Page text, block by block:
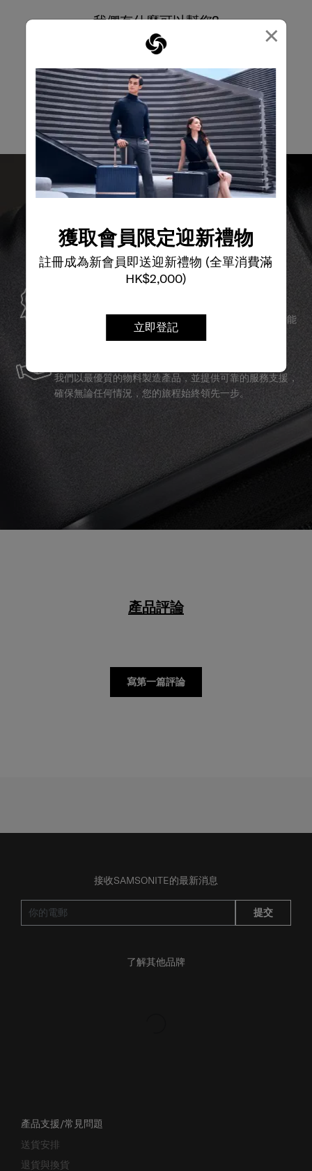
×
獲取會員限定迎新禮物
註冊成為新會員即送迎新禮物 (全單消費滿
HK$2,000)
立即登記
我們有什麼可以幫您?
電郵
全球保修
Samsonite承諾提供全球保修服務，確保您的旅行裝備能
服務與維修
我們以最優質的物料製造產品，並提供可靠的服務支援，
確保無論任何情況，您的旅程始終領先一步。
產品評論
寫第一篇評論
提交
送貨安排